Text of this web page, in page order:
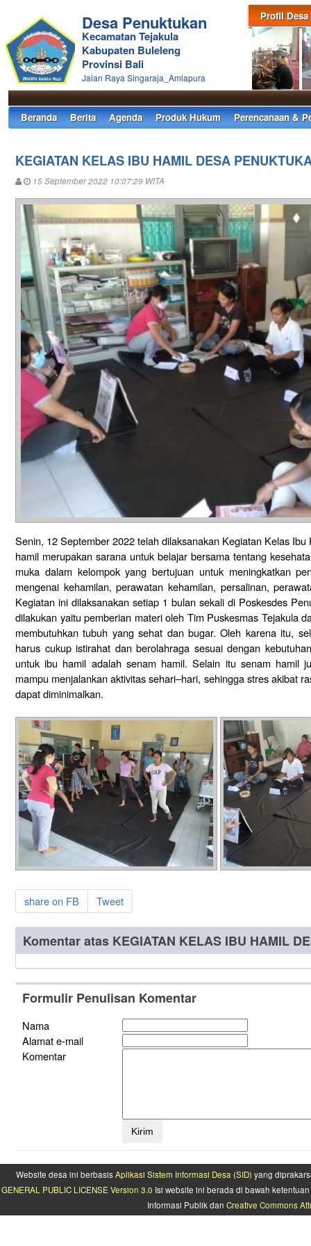
Profil Desa
Desa Penuktukan
Kecamatan Tejakula
Kabupaten Buleleng
Provinsi Bali
Jalan Raya Singaraja_Amlapura
Beranda Berita Agenda Produk Hukum Perencanaan &
KEGIATAN KELAS IBU HAMIL DESA
15 September 2022 10:07:29 WITA
Senin, 12 September 2022 telah dilaksanakan Kegiatan Kelas
hamil merupakan sarana untuk belajar bersama tentang
muka dalam kelompok yang bertujuan untuk meningkatkan
mengenai kehamilan, perawatan kehamilan, persalinan,
Kegiatan ini dilaksanakan setiap 1 bulan sekali di Poskesdes
dilakukan yaitu pemberian materi oleh Tim Puskesmas Tejakula
membutuhkan tubuh yang sehat dan bugar. Oleh karena itu,
harus cukup istirahat dan berolahraga sesuai dengan
untuk ibu hamil adalah senam hamil. Selain itu senam hamil
mampu menjalankan aktivitas sehari–hari, sehingga stres akibat
dapat diminimalkan.
share on FB Tweet
Komentar atas KEGIATAN KELAS IBU HAMIL
Formulir Penulisan Komentar
Nama
Alamat e-mail
Komentar
Website desa ini berbasisAplikasi Sistem Informasi Desa (SID) yang
GENERAL PUBLIC LICENSE Version 3.0 Isi website ini berada di bawah
Informasi Publik dan Creative Commons